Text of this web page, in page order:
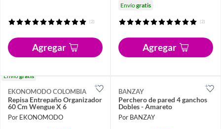
(2)
Agregar
Envíogratis
(2)
Agregar
Envíogratis
EKONOMODO COLOMBIA
Repisa Entrepaño Organizador
60 Cm Wengue X 6
Por EKONOMODO
BANZAY
Perchero de pared 4 ganchos
Dobles - Amareto
Por BANZAY